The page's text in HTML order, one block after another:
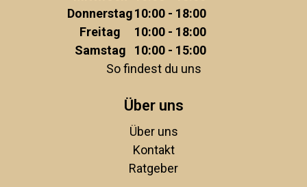
Donnerstag10:00 - 18:00
Freitag
10:00 - 18:00
Samstag
10:00 - 15:00
So findest du uns
Über uns
Über uns
Kontakt
Ratgeber